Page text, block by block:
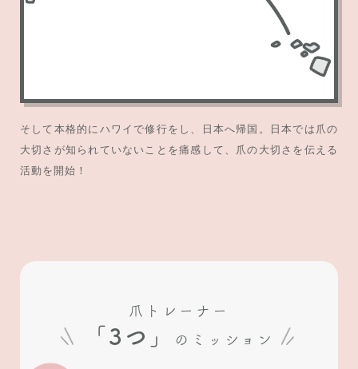
そして本格的にハワイで修行をし、日本へ帰国。日本では爪の
大切さが知られていないことを痛感して、爪の大切さを伝える
活動を開始！
爪トレーナー
「3つ」 のミッション